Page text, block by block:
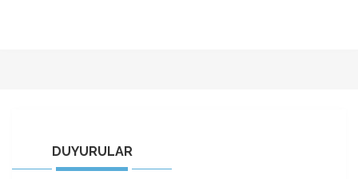
DUYURULAR